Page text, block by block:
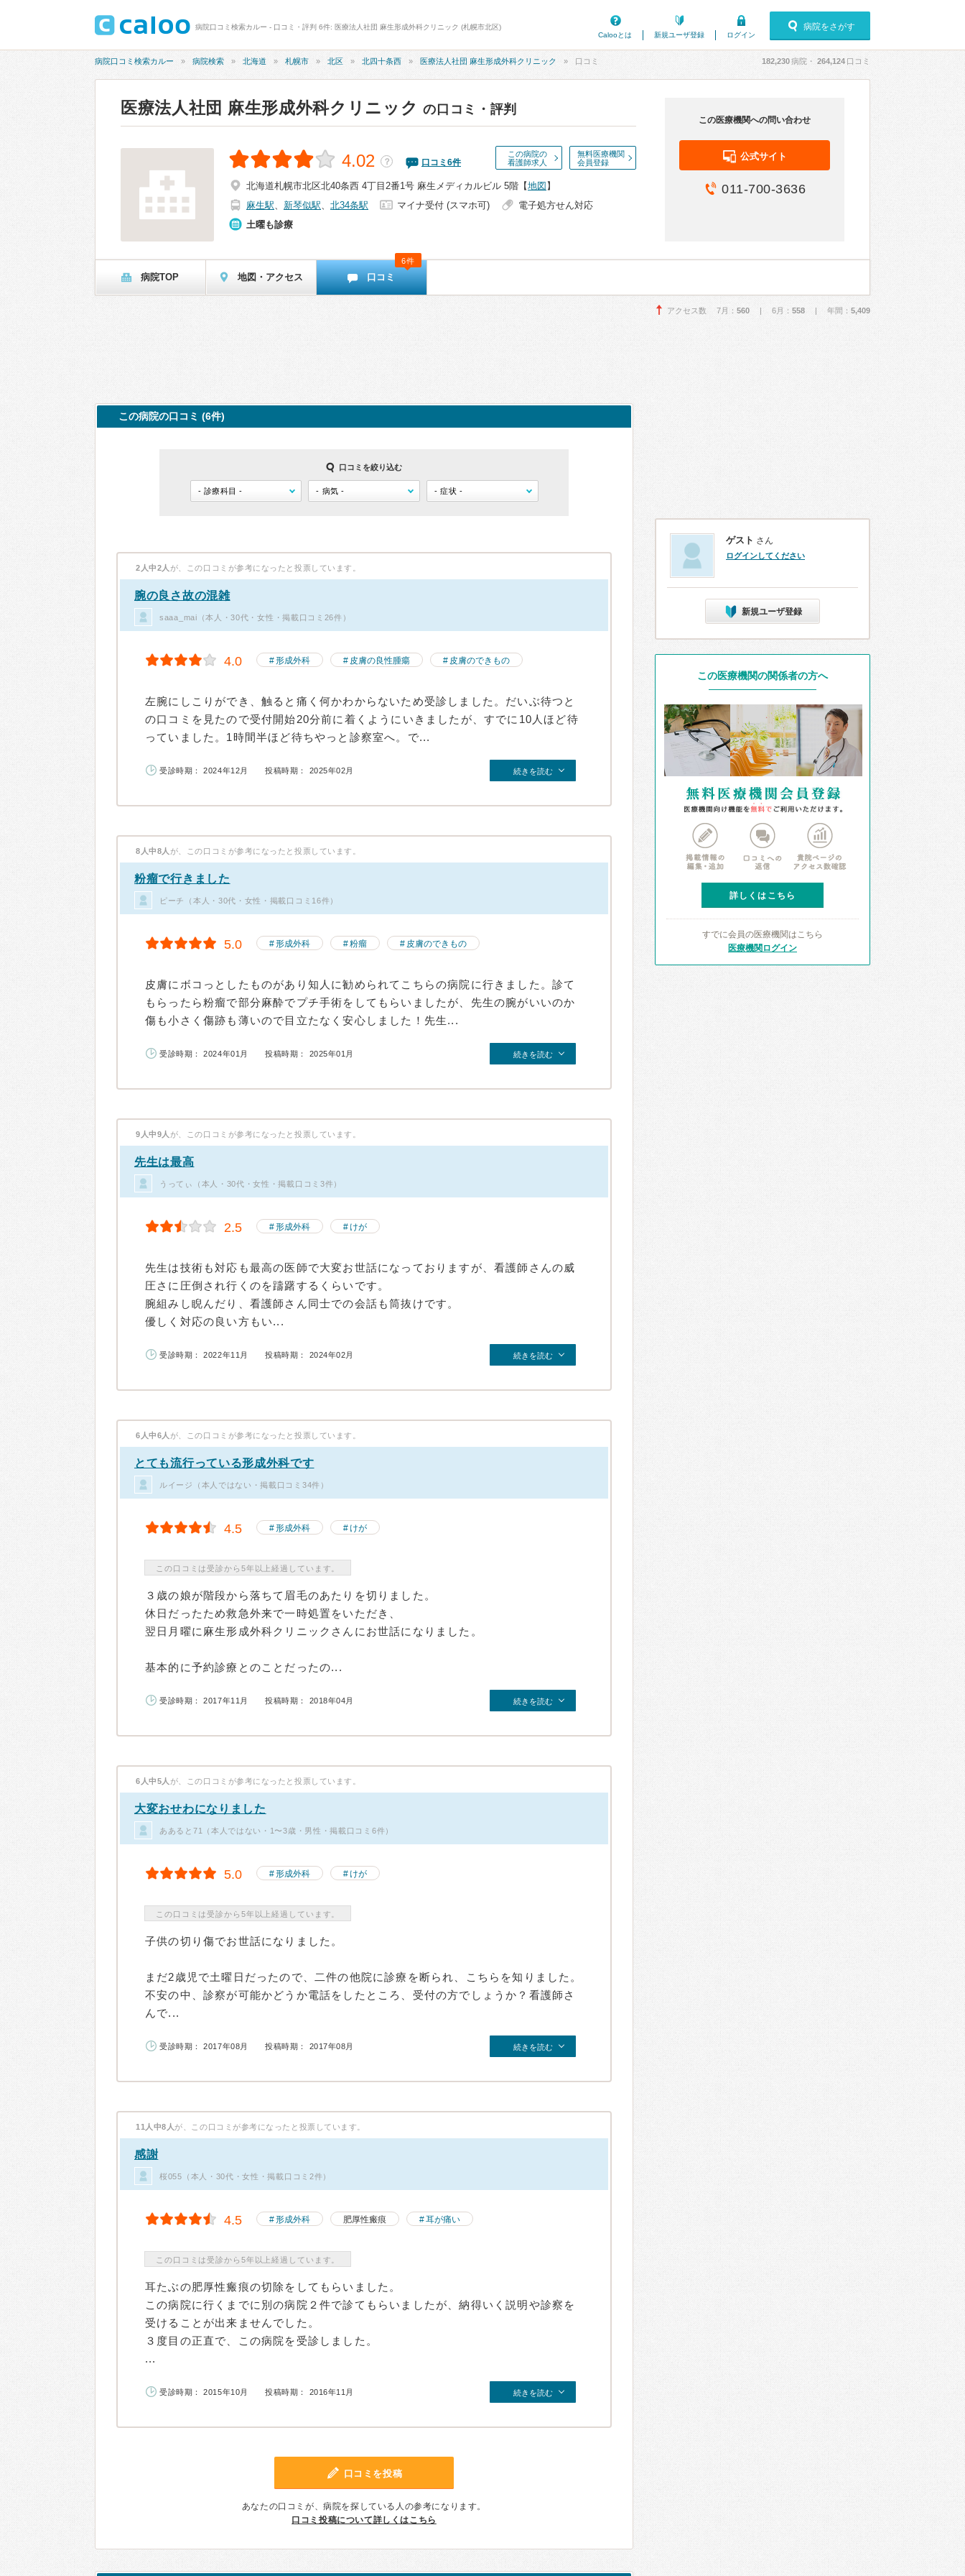
病院口コミ検索カルー - 口コミ・評判 6件: 医療法人社団 麻生形成外科クリニック (札幌市北区)
Calooとは
新規ユーザ登録 ログイン
病院をさがす
病院口コミ検索カルー 病院検索 北海道 札幌市 北区 北四十条西 医療法人社団 麻生形成外科クリニック 口コミ 182,230病院・ 264,124 口コミ
医療法人社団 麻生形成外科クリニック の口コミ・評判
この病院の
看護師求人
無料医療機関
会員登録
4.02 ？ 口コミ 6件
北海道札幌市北区北40条西 4丁目2番1号 麻生メディカルビル 5階 【地図 】
麻生駅、 新琴似駅、 北34条駅 マイナ受付 (スマホ可)
電子処方せん対応
土曜も診療
この医療機関への問い合わせ
公式サイト
011-700-3636
病院TOP 地図・アクセス 口コミ
6件
アクセス数 7月： 560 | 6月： 558 | 年間： 5,409
この病院の口コミ (6件)
口コミを絞り込む
2人中2人 が、この口コミが参考になったと投票しています。
腕の良さ故の混雑
saaa_mai（本人・30代・女性・掲載口コミ26件）
4.0 形成外科 皮膚の良性腫瘍 皮膚のできもの
左腕にしこりができ、触ると痛く何かわからないため受診しました。だいぶ待つと
の口コミを見たので受付開始20分前に着くようにいきましたが、すでに10人ほど待
っていました。1時間半ほど待ちやっと診察室へ。で...
受診時期： 2024年12月 投稿時期： 2025年02月 続きを読む
8人中8人 が、この口コミが参考になったと投票しています。
粉瘤で行きました
ピーチ（本人・30代・女性・掲載口コミ16件）
5.0 形成外科 粉瘤 皮膚のできもの
皮膚にボコっとしたものがあり知人に勧められてこちらの病院に行きました。診て
もらったら粉瘤で部分麻酔でプチ手術をしてもらいましたが、先生の腕がいいのか
傷も小さく傷跡も薄いので目立たなく安心しました！先生...
受診時期： 2024年01月 投稿時期： 2025年01月 続きを読む
9人中9人 が、この口コミが参考になったと投票しています。
先生は最高
うってぃ（本人・30代・女性・掲載口コミ3件）
2.5 形成外科 けが
先生は技術も対応も最高の医師で大変お世話になっておりますが、看護師さんの威
圧さに圧倒され行くのを躊躇するくらいです。
腕組みし睨んだり、看護師さん同士での会話も筒抜けです。
優しく対応の良い方もい...
受診時期： 2022年11月 投稿時期： 2024年02月 続きを読む
6人中6人 が、この口コミが参考になったと投票しています。
とても流行っている形成外科です
ルイージ（本人ではない・掲載口コミ34件）
4.5 形成外科 けが
この口コミは受診から5年以上経過しています。
３歳の娘が階段から落ちて眉毛のあたりを切りました。
休日だったため救急外来で一時処置をいただき、
翌日月曜に麻生形成外科クリニックさんにお世話になりました。
基本的に予約診療とのことだったの...
受診時期： 2017年11月 投稿時期： 2018年04月 続きを読む
6人中5人 が、この口コミが参考になったと投票しています。
大変おせわになりました
ああると71（本人ではない・1〜3歳・男性・掲載口コミ6件）
5.0 形成外科 けが
この口コミは受診から5年以上経過しています。
子供の切り傷でお世話になりました。
まだ2歳児で土曜日だったので、二件の他院に診療を断られ、こちらを知りました。
不安の中、診察が可能かどうか電話をしたところ、受付の方でしょうか？看護師さ
んで...
受診時期： 2017年08月 投稿時期： 2017年08月 続きを読む
11人中8人 が、この口コミが参考になったと投票しています。
感謝
桜055（本人・30代・女性・掲載口コミ2件）
4.5 形成外科 肥厚性瘢痕 耳が痛い
この口コミは受診から5年以上経過しています。
耳たぶの肥厚性瘢痕の切除をしてもらいました。
この病院に行くまでに別の病院２件で診てもらいましたが、納得いく説明や診察を
受けることが出来ませんでした。
３度目の正直で、この病院を受診しました。
...
受診時期： 2015年10月 投稿時期： 2016年11月 続きを読む
口コミを投稿
あなたの口コミが、病院を探している人の参考になります。
口コミ投稿について詳しくはこちら
ゲスト さん
ログインしてください
新規ユーザ登録
この医療機関の関係者の方へ
詳しくはこちら
すでに会員の医療機関はこちら
医療機関ログイン